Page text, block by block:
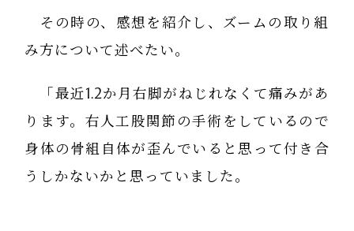
その時の、感想を紹介し、ズームの取り組
み方について述べたい。
「最近1.2か月右脚がねじれなくて痛みがあ
ります。右人工股関節の手術をしているので
身体の骨組自体が歪んでいると思って付き合
うしかないかと思っていました。